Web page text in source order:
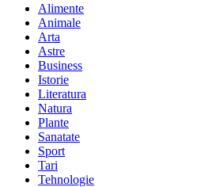
Alimente
Animale
Arta
Astre
Business
Istorie
Literatura
Natura
Plante
Sanatate
Sport
Tari
Tehnologie